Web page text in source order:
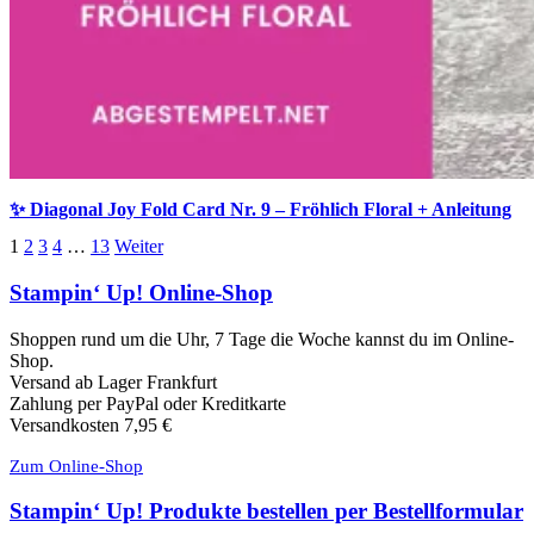
✨ Diagonal Joy Fold Card Nr. 9 – Fröhlich Floral + Anleitung
1 2 3 4 … 13 Weiter
Stampin‘ Up! Online-Shop
Shoppen rund um die Uhr, 7 Tage die Woche kannst du im Online-
Shop.
Versand ab Lager Frankfurt
Zahlung per PayPal oder Kreditkarte
Versandkosten 7,95 €
Zum Online-Shop
Stampin‘ Up! Produkte bestellen per Bestellformular